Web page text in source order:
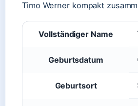
Timo Werner kompakt
Vollständiger Name
Geburtsdatum
Geburtsort